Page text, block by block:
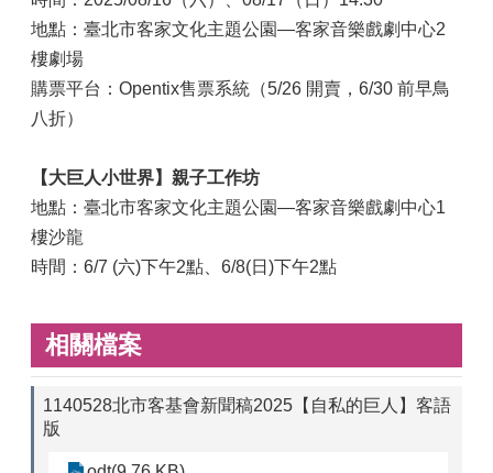
地點：臺北市客家文化主題公園—客家音樂戲劇中心2
樓劇場
購票平台：Opentix售票系統（5/26 開賣，6/30 前早鳥
八折）
【大巨人小世界】親子工作坊
地點：臺北市客家文化主題公園—客家音樂戲劇中心1
樓沙龍
時間：6/7 (六)下午2點、6/8(日)下午2點
相關檔案
1140528北市客基會新聞稿2025【自私的巨人】客語
版